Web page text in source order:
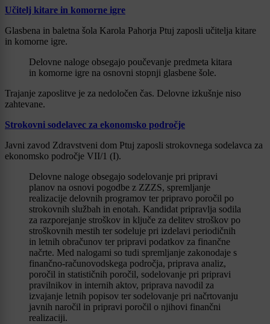
Učitelj kitare in komorne igre
Glasbena in baletna šola Karola Pahorja Ptuj zaposli učitelja kitare
in komorne igre.
Delovne naloge obsegajo poučevanje predmeta kitara
in komorne igre na osnovni stopnji glasbene šole.
Trajanje zaposlitve je za nedoločen čas. Delovne izkušnje niso
zahtevane.
Strokovni sodelavec za ekonomsko področje
Javni zavod Zdravstveni dom Ptuj zaposli strokovnega sodelavca za
ekonomsko področje VII/1 (I).
Delovne naloge obsegajo sodelovanje pri pripravi
planov na osnovi pogodbe z ZZZS, spremljanje
realizacije delovnih programov ter pripravo poročil po
strokovnih službah in enotah. Kandidat pripravlja sodila
za razporejanje stroškov in ključe za delitev stroškov po
stroškovnih mestih ter sodeluje pri izdelavi periodičnih
in letnih obračunov ter pripravi podatkov za finančne
načrte. Med nalogami so tudi spremljanje zakonodaje s
finančno-računovodskega področja, priprava analiz,
poročil in statističnih poročil, sodelovanje pri pripravi
pravilnikov in internih aktov, priprava navodil za
izvajanje letnih popisov ter sodelovanje pri načrtovanju
javnih naročil in pripravi poročil o njihovi finančni
realizaciji.